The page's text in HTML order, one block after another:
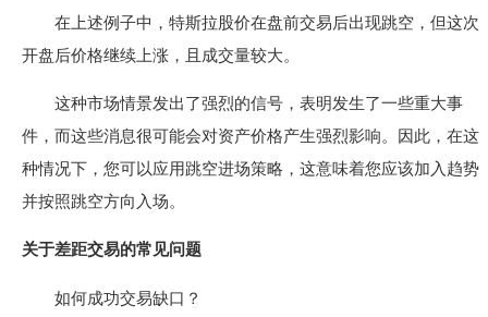
在上述例子中，特斯拉股价在盘前交易后出现跳空，但这次
开盘后价格继续上涨，且成交量较大。
这种市场情景发出了强烈的信号，表明发生了一些重大事
件，而这些消息很可能会对资产价格产生强烈影响。因此，在这
种情况下，您可以应用跳空进场策略，这意味着您应该加入趋势
并按照跳空方向入场。
关于差距交易的常见问题
如何成功交易缺口？